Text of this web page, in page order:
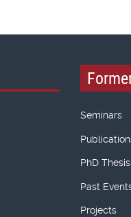
Seminars
PhD Thesis
Past
Projects